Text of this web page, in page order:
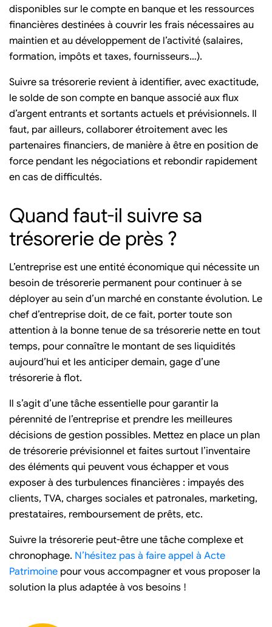
disponibles sur le compte en banque et les ressources
financières destinées à couvrir les frais nécessaires au
maintien et au développement de l’activité (salaires,
formation, impôts et taxes, fournisseurs…).
Suivre sa trésorerie revient à identifier, avec exactitude,
le solde de son compte en banque associé aux flux
d’argent entrants et sortants actuels et prévisionnels. Il
faut, par ailleurs, collaborer étroitement avec les
partenaires financiers, de manière à être en position de
force pendant les négociations et rebondir rapidement
en cas de difficultés.
Quand faut-il suivre sa
trésorerie de près ?
L’entreprise est une entité économique qui nécessite un
besoin de trésorerie permanent pour continuer à se
déployer au sein d’un marché en constante évolution. Le
chef d’entreprise doit, de ce fait, porter toute son
attention à la bonne tenue de sa trésorerie nette en tout
temps, pour connaître le montant de ses liquidités
aujourd’hui et les anticiper demain, gage d’une
trésorerie à flot.
Il s’agit d’une tâche essentielle pour garantir la
pérennité de l’entreprise et prendre les meilleures
décisions de gestion possibles. Mettez en place un plan
de trésorerie prévisionnel et faites surtout l’inventaire
des éléments qui peuvent vous échapper et vous
exposer à des turbulences financières : impayés des
clients, TVA, charges sociales et patronales, marketing,
prestataires, remboursement de prêts, etc.
Suivre la trésorerie peut-être une tâche complexe et
chronophage. N’hésitez pas à faire appel à Acte
Patrimoine pour vous accompagner et vous proposer la
solution la plus adaptée à vos besoins !